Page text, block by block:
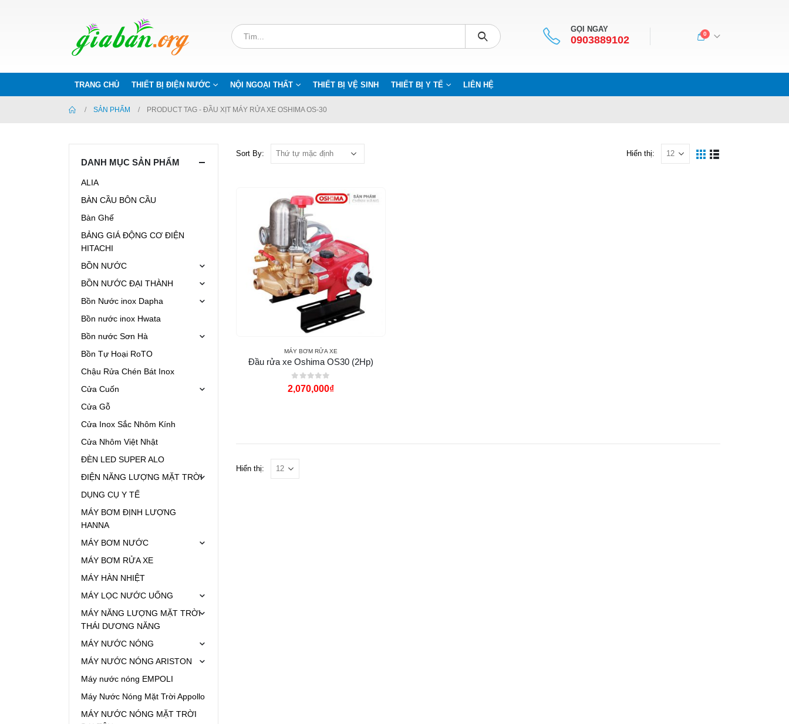
GỌI NGAY
0903889102
0
TRANG CHỦ THIẾT BỊ ĐIỆN NƯỚC NỘI NGOẠI THẤT THIẾT BỊ VỆ SINH THIẾT BỊ Y TẾ LIÊN HỆ
SẢN PHẨM PRODUCT TAG - ĐẦU XỊT MÁY RỬA XE OSHIMA OS-30
Sort By: Hiển thị:
MÁY BƠM RỬA XE
Đầu rửa xe Oshima OS30 (2Hp)
0 out of 5
2,070,000₫
Hiển thị:
DANH MỤC SẢN PHẨM
ALIA
BÀN CẦU BÔN CẦU
Bàn Ghế
BẢNG GIÁ ĐỘNG CƠ ĐIỆN
HITACHI
BỒN NƯỚC
BỒN NƯỚC ĐẠI THÀNH
Bồn Nước inox Dapha
Bồn nước inox Hwata
Bồn nước Sơn Hà
Bồn Tự Hoại RoTO
Chậu Rửa Chén Bát Inox
Cửa Cuốn
Cửa Gỗ
Cửa Inox Sắc Nhôm Kính
Cửa Nhôm Việt Nhật
ĐÈN LED SUPER ALO
ĐIỆN NĂNG LƯỢNG MẶT TRỜI
DỤNG CỤ Y TẾ
MÁY BƠM ĐỊNH LƯỢNG
HANNA
MÁY BƠM NƯỚC
MÁY BƠM RỬA XE
MÁY HÀN NHIỆT
MÁY LỌC NƯỚC UỐNG
MÁY NĂNG LƯỢNG MẶT TRỜI
THÁI DƯƠNG NĂNG
MÁY NƯỚC NÓNG
MÁY NƯỚC NÓNG ARISTON
Máy nước nóng EMPOLI
Máy Nước Nóng Mặt Trời Appollo
MÁY NƯỚC NÓNG MẶT TRỜI